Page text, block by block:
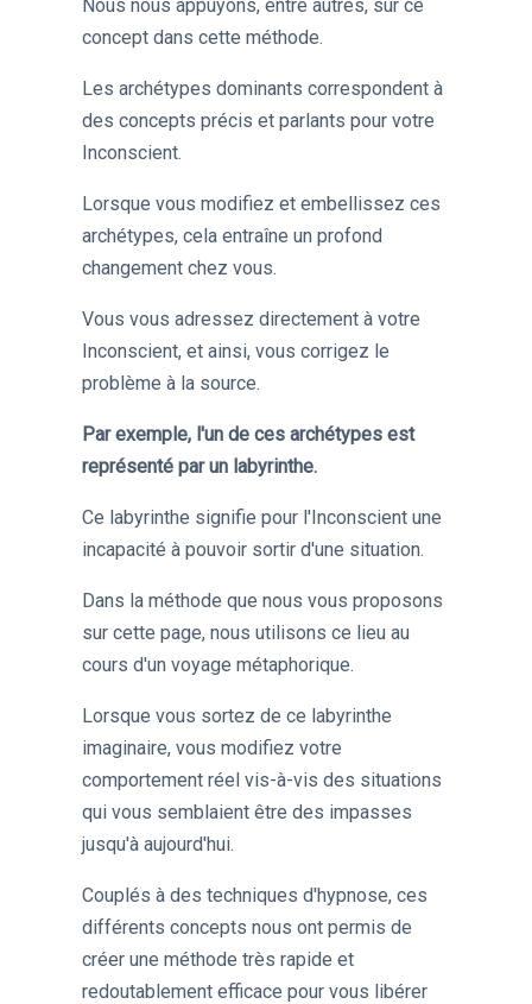
Nous nous appuyons, entre autres, sur ce
concept dans cette méthode.
Les archétypes dominants correspondent à
des concepts précis et parlants pour votre
Inconscient.
Lorsque vous modifiez et embellissez ces
archétypes, cela entraîne un profond
changement chez vous.
Vous vous adressez directementà votre
Inconscient, et ainsi, vous corrigez le
problème à la source.
Par exemple, l'un de ces archétypes est
représenté par un labyrinthe.
Ce labyrinthe signifie pour l'Inconscient une
incapacité à pouvoir sortir d'une situation.
Dans la méthode que nous vous proposons
sur cette page, nous utilisons ce lieu au
cours d'un voyage métaphorique.
Lorsque vous sortez de ce labyrinthe
imaginaire, vous modifiez votre
comportement réel vis-à-vis des situations
qui vous semblaient être des impasses
jusqu'à aujourd'hui.
Couplés à des techniques d'hypnose, ces
différents concepts nous ont permis de
créer une méthode très rapide et
redoutablement efficace pour vous libérer